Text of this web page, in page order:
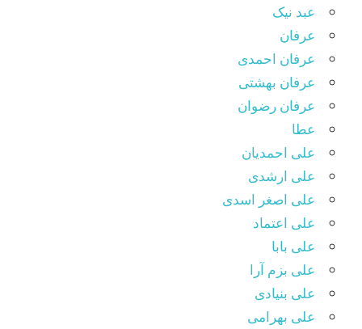
عبد نیک
عرفان
عرفان احمدی
عرفان بهشتی
عرفان رضوان
عطا
علی احمدیان
علی ارشدی
علی اصغر اسدی
علی اعتماد
علی بابا
علی بزم آرا
علی بنیادی
علی بهرامی